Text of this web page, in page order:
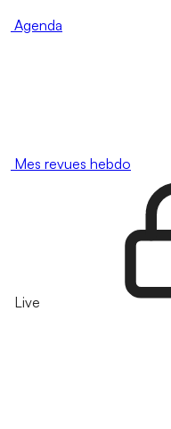
Agenda
Mes revues hebdo
Live